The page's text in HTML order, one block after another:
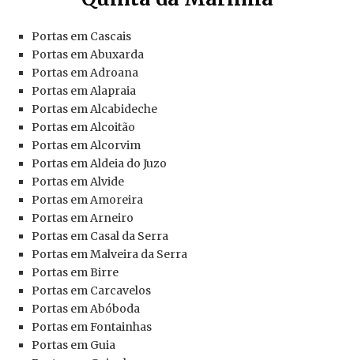
Portas em Cascais
Portas em Abuxarda
Portas em Adroana
Portas em Alapraia
Portas em Alcabideche
Portas em Alcoitão
Portas em Alcorvim
Portas em Aldeia do Juzo
Portas em Alvide
Portas em Amoreira
Portas em Arneiro
Portas em Casal da Serra
Portas em Malveira da Serra
Portas em Birre
Portas em Carcavelos
Portas em Abóboda
Portas em Fontainhas
Portas em Guia